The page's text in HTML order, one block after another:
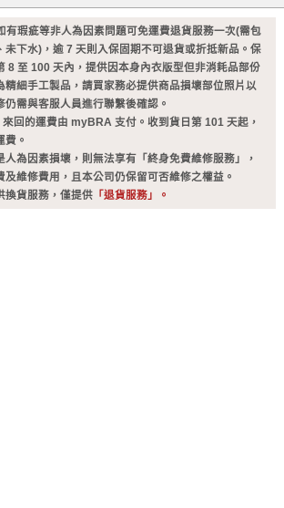
有瑕疵等非人為因素問題可免運費退貨服務一次(需包
未下水)，逾 7 天則入保固期不可退貨或折抵新品。保
8 至 100 天內，提供因本身內衣版型但非消耗品部份
精細手工製品，請買家務必提供商品損壞部位照片以
仍需與客服人員進行聯繫後確認。
回的運費由 myBRA 支付。收到貨日第 101 天起，
費。
人為因素損壞，則無法享有「終身免費維修服務」，
及維修費用，且本公司仍保留可否維修之權益。
換貨服務，僅提供「退貨服務」。